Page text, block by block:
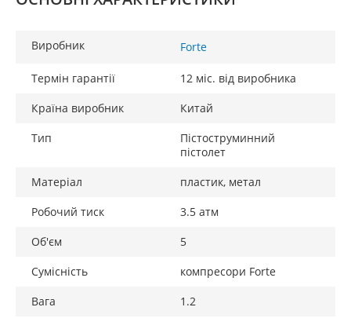
Виробник Forte
Термін гарантії
12 міс. від виробника
Країна виробник
Китай
Тип
Пістоструминний
пістолет
Матеріал
пластик, метал
Робочий тиск
3.5 атм
Об'єм
5
Сумісність
компресори Forte
Вага
1.2